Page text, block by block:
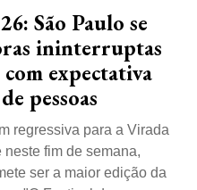
São Paulo se
ininterruptas
expectativa
pessoas
regressiva para a Virada
fim de semana,
ser a maior edição da